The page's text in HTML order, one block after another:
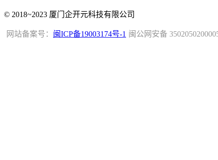
© 2018~2023 厦门企开元科技有限公司
闽公网安备
网站备案号： 闽ICP备19003174号-1